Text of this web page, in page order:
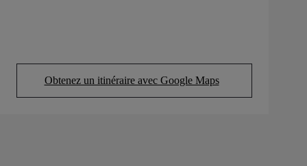
Obtenez un itinéraire avec Google Maps
(Opens in new tab)